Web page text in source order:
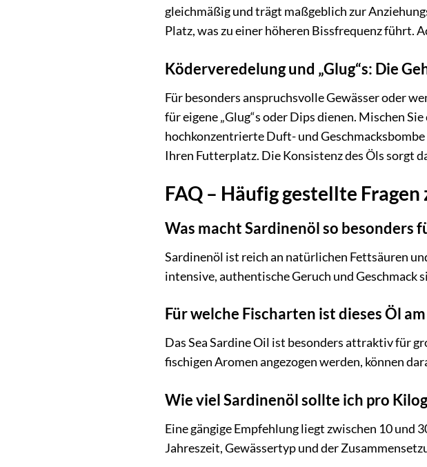
gleichmäßig und trägt maßgeblich zur
Platz, was zu einer höheren Bissfrequenz führt.
Köderveredelung und „Glug“s: Die
Für besonders anspruchsvolle Gewässer oder
für eigene „Glug“s oder Dips dienen. Mischen
hochkonzentrierte Duft- und
Ihren Futterplatz. Die Konsistenz des Öls sorgt
FAQ – Häufig gestellte
Was macht Sardinenöl so besonders
Sardinenöl ist reich an natürlichen Fettsäuren
intensive, authentische Geruch und Geschmack
Für welche Fischarten ist dieses Öl
Das Sea Sardine Oil ist besonders attraktiv für
fischigen Aromen angezogen werden, können
Wie viel Sardinenöl sollte ich pro
Eine gängige Empfehlung liegt zwischen 10 und
Jahreszeit, Gewässertyp und der